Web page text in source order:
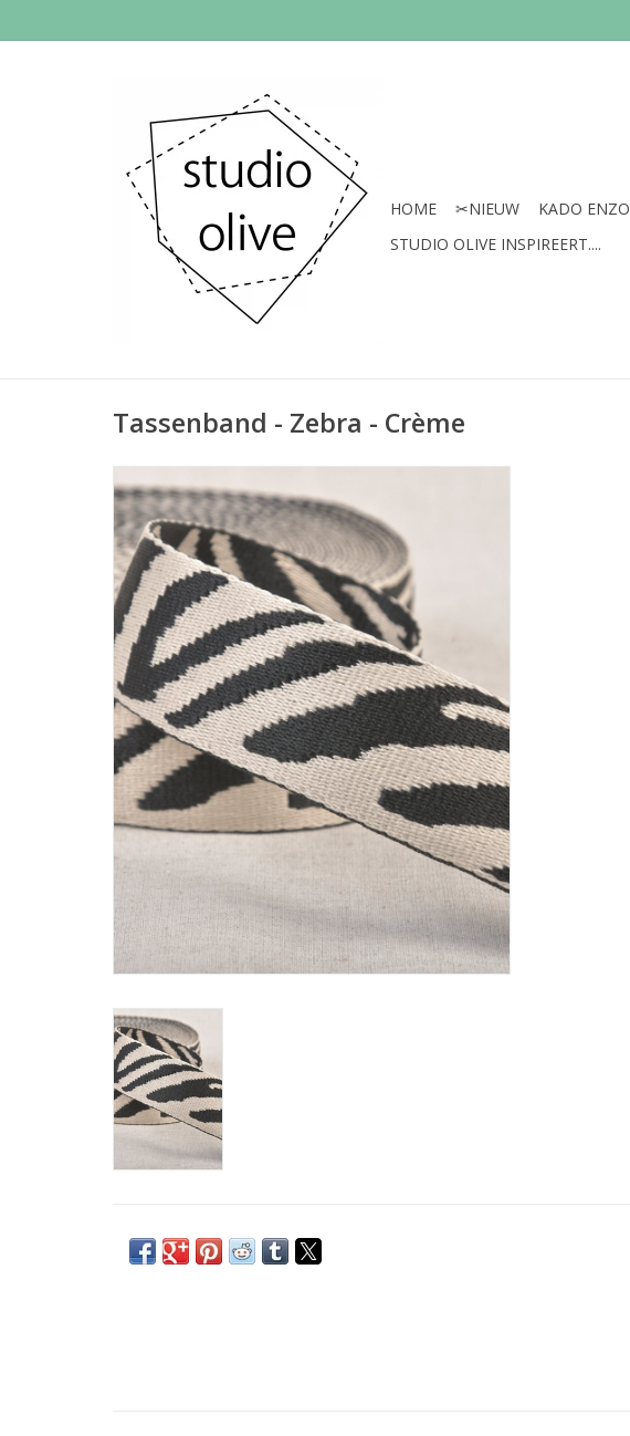
HOME ✂︎NIEUW KADO ENZO
STUDIO OLIVE INSPIREERT....
Tassenband - Zebra - Crème